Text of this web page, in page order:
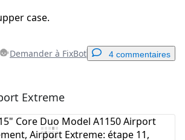
case.
Demander à FixBot 4 commentaires
Ajouter un commentaire
Extreme